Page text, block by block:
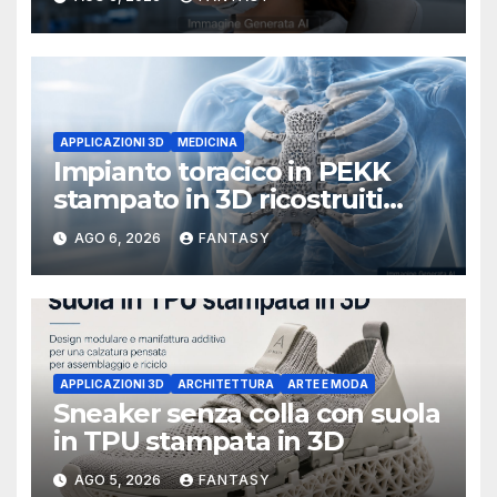
APPLICAZIONI 3D MEDICINA
Impianto toracico in PEKK
stampato in 3D ricostruiti
sterno e costole dopo un
tumore raro
AGO 6, 2026 FANTASY
APPLICAZIONI 3D ARCHITETTURA ARTE E MODA
Sneaker senza colla con suola
in TPU stampata in 3D
AGO 5, 2026 FANTASY